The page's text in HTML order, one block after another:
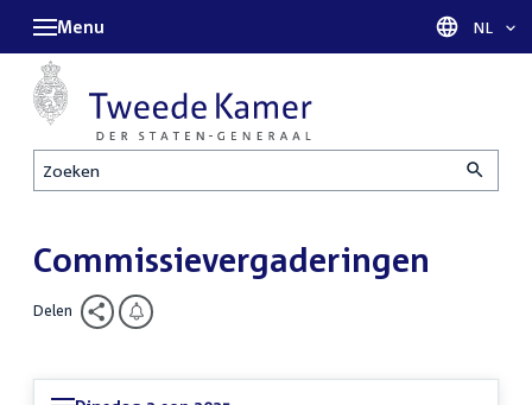
Zoeken
Menu Taal
NL
Commissievergaderingen
Delen